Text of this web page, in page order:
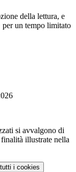
della lettura, e
un tempo limitato
si avvalgono di
illustrate nella
i cookies